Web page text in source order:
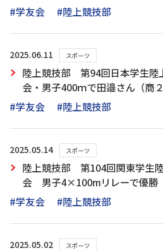
#学友会
#陸上競技部
2025.06.11 スポーツ
陸上競技部 第94回日本学生陸
会・男子400ｍで田邉さん（商
#学友会
#陸上競技部
2025.05.14 スポーツ
陸上競技部 第104回関東学生
会 男子4×100mリレーで優勝
#学友会
#陸上競技部
2025.05.02 スポーツ